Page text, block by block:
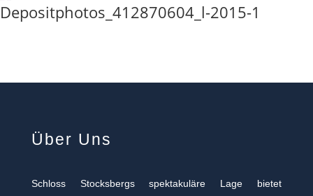
Depositphotos_412870604_l-2015-1
Über Uns
Schloss Stocksbergs spektakuläre Lage bietet